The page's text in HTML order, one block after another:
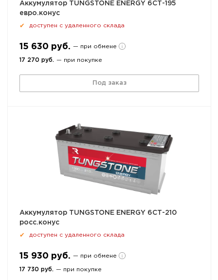
Аккумулятор TUNGSTONE ENERGY 6СТ-195
евро.конус
✔ доступен с удаленного склада
15 630 руб. — при обмене
17 270 руб. — при покупке
Под заказ
Аккумулятор TUNGSTONE ENERGY 6СТ-210
росс.конус
✔ доступен с удаленного склада
15 930 руб. — при обмене
17 730 руб. — при покупке